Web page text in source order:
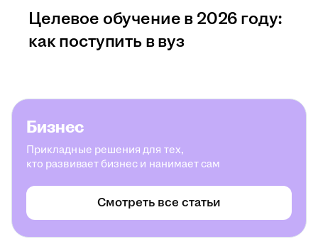
Целевое обучение в 2026 году:
как поступить в вуз
Бизнес
Прикладные решения для тех,
кто развивает бизнес и нанимает сам
Смотреть все статьи